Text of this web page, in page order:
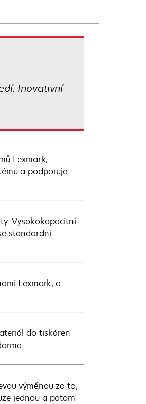
Inovativní
Lexmark,
a podporuje
Vysokokapacitní
standardní
Lexmark, a
do tiskáren
výměnou za to,
jednou a potom